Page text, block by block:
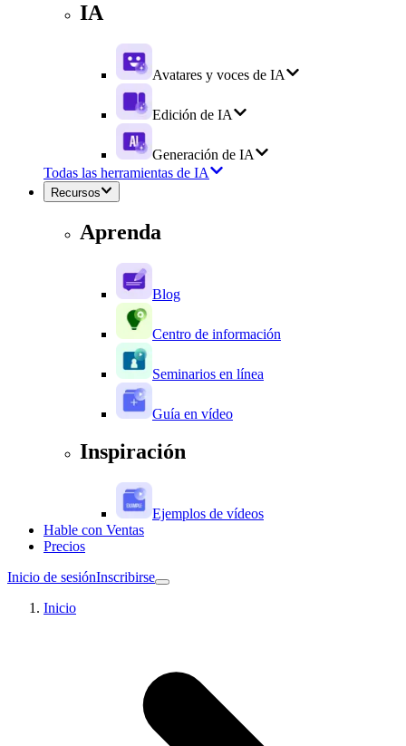
IA
Avatares y voces de IA
Edición de IA
Generación de IA
Todas las herramientas de IA
Recursos
Aprenda
Blog
Centro de información
Seminarios en línea
Guía en vídeo
Inspiración
Ejemplos de vídeos
Hable con Ventas
Precios
Inicio de sesiónInscribirse
Inicio